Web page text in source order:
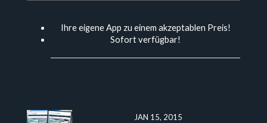
Ihre eigene App zu einem akzeptablen Preis!
Sofort verfügbar!
JAN 15, 2015